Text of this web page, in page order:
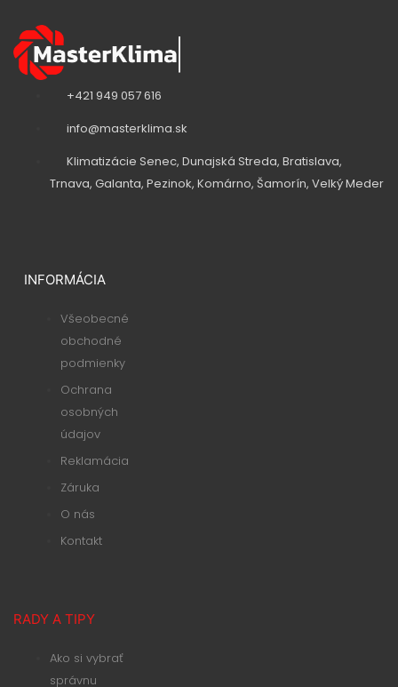
+421 949 057 616
info@masterklima.sk
Klimatizácie Senec, Dunajská Streda, Bratislava,
Trnava, Galanta, Pezinok, Komárno, Šamorín, Velký Meder
INFORMÁCIA
Všeobecné
obchodné
podmienky
Ochrana
osobných
údajov
Reklamácia
Záruka
O nás
Kontakt
RADY A TIPY
Ako si vybrať
správnu